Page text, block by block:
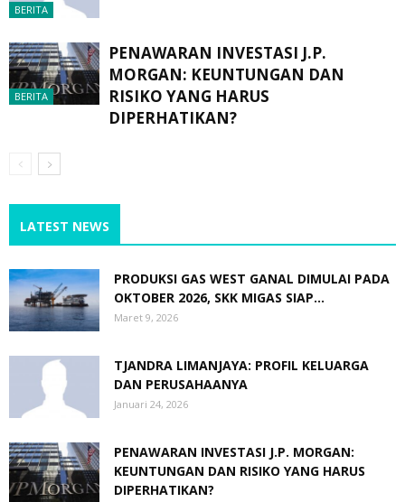
BERITA
BERITA
PENAWARAN INVESTASI J.P.
MORGAN: KEUNTUNGAN DAN
RISIKO YANG HARUS
DIPERHATIKAN?
LATEST NEWS
PRODUKSI GAS WEST GANAL DIMULAI PADA
OKTOBER 2026, SKK MIGAS SIAP...
Maret 9, 2026
TJANDRA LIMANJAYA: PROFIL KELUARGA
DAN PERUSAHAANYA
Januari 24, 2026
PENAWARAN INVESTASI J.P. MORGAN:
KEUNTUNGAN DAN RISIKO YANG HARUS
DIPERHATIKAN?